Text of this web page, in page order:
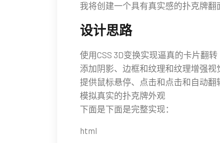
我将创建一个具有真实感的扑克牌翻
设计思路
使用CSS 3D变换实现逼真的卡片翻转
添加阴影、边框和纹理和纹理增强视
提供鼠标悬停、点击和点击和自动翻
模拟真实的扑克牌外观
下面是下面是完整实现：
html